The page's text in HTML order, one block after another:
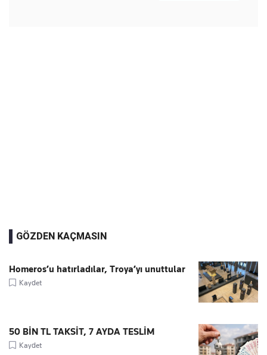
GÖZDEN KAÇMASIN
Homeros’u hatırladılar, Troya’yı unuttular
Kaydet
50 BİN TL TAKSİT, 7 AYDA TESLİM
Kaydet